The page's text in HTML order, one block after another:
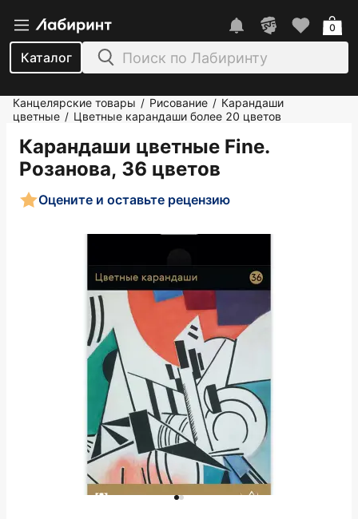
Каталог
0
Канцелярские товары / Рисование / Карандаши
цветные / Цветные карандаши более 20 цветов
Карандаши цветные Fine.
Розанова, 36 цветов
Оцените и оставьте рецензию